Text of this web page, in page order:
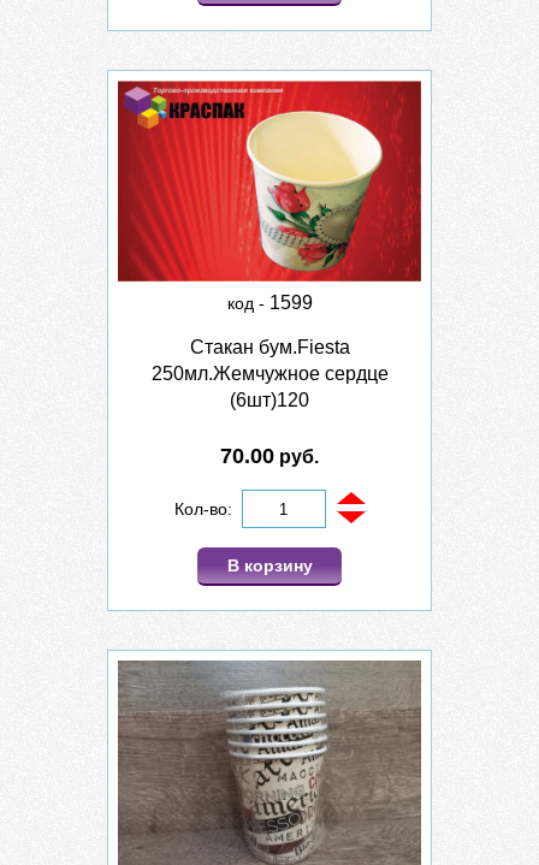
код - 1599
Стакан бум.Fiesta
250мл.Жемчужное сердце
(6шт)120
70.00 руб.
Кол-во:
В корзину